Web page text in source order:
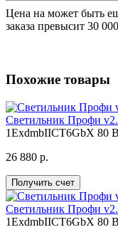
Цена на может быть
заказа превысит 30
Похожие товары
Светильник Профи
1ExdmbIICT6GbX 80
26 880 р.
Получить счет
Светильник Профи
1ExdmbIICT6GbX 80